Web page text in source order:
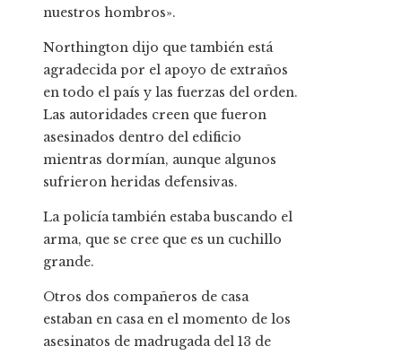
nuestros hombros».
Northington dijo que también está
agradecida por el apoyo de extraños
en todo el país y las fuerzas del orden.
Las autoridades creen que fueron
asesinados dentro del edificio
mientras dormían, aunque algunos
sufrieron heridas defensivas.
La policía también estaba buscando el
arma, que se cree que es un cuchillo
grande.
Otros dos compañeros de casa
estaban en casa en el momento de los
asesinatos de madrugada del 13 de